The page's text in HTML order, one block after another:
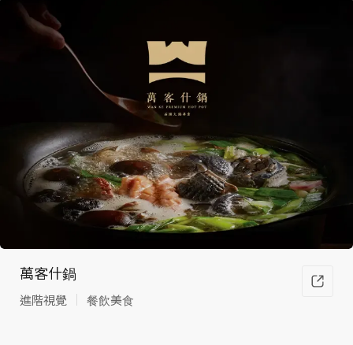
站所
有需
萬客什鍋
進階視覺 餐飲美食